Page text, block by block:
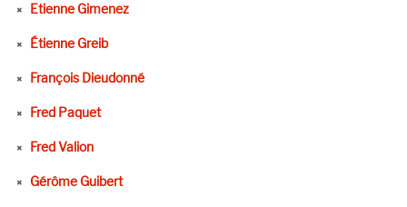
Etienne Gimenez
Étienne Greib
François Dieudonné
Fred Paquet
Fred Valion
Gérôme Guibert